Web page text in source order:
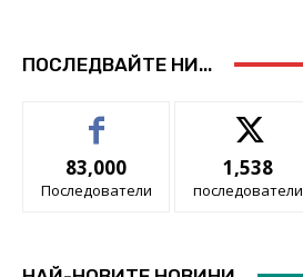
ПОСЛЕДВАЙТЕ НИ...
83,000
Последователи
1,538
последователи